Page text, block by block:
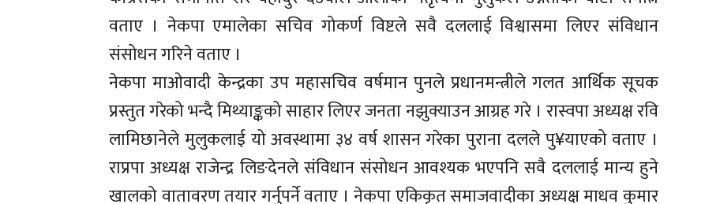
वताए । नेकपा एमालेका सचिव गोकर्ण विष्टले सवै दललाई विश्वासमा लिएर संविधान
संसोधन गरिने वताए ।
नेकपा माओवादी केन्द्रका उप महासचिव वर्षमान पुनले प्रधानमन्त्रीले गलत आर्थिक सूचक
प्रस्तुत गरेको भन्दै मिथ्याङ्कको साहार लिएर जनता नझुक्याउन आग्रह गरे । रास्वपा अध्यक्ष रवि
लामिछानेले मुलुकलाई यो अवस्थामा ३४ वर्ष शासन गरेका पुराना दलले पु¥याएको वताए ।
राप्रपा अध्यक्ष राजेन्द्र लिङदेनले संविधान संसोधन आवश्यक भएपनि सवै दललाई मान्य हुने
खालको वातावरण तयार गर्नुपर्ने वताए । नेकपा एकिकृत समाजवादीका अध्यक्ष माधव कुमार